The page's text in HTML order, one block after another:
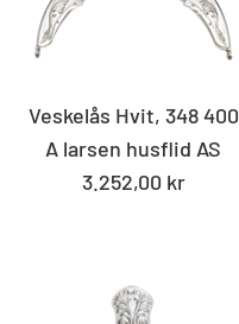
Veskelås Hvit, 348 400
A larsen husflid AS
Standard
3.252,00 kr